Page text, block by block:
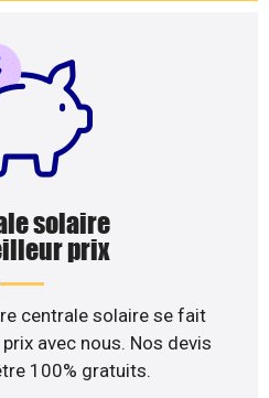
solaire
prix
centrale solaire se fait
avec nous. Nos devis
100% gratuits.